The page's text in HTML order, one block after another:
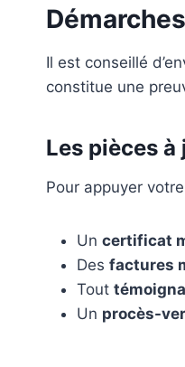
Il est conseillé
constitue une
Les pièces à
Pour appuyer
Un certificat
Des factures
Tout
Un procès-